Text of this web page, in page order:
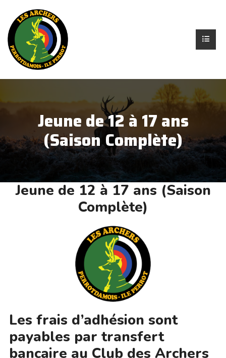
Jeune de 12 à 17 ans
(Saison Complète)
Jeune de 12 à 17 ans (Saison
Complète)
Les frais d’adhésion sont
payables par transfert
bancaire au Club des Archers